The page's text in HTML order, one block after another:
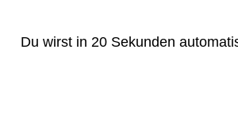
Du wirst in 20 Sekunden